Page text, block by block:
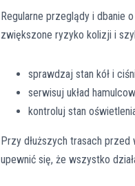
Regularne przeglądy i dbanie
zwiększone ryzyko kolizji i
sprawdzaj stan kół i
serwisuj układ
kontroluj stan
Przy dłuższych trasach
upewnić się, że wszystko